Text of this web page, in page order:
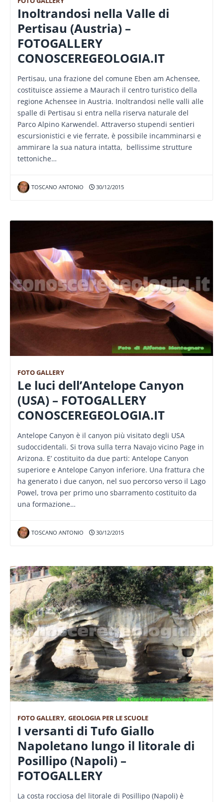
Inoltrandosi nella Valle di
Pertisau (Austria) –
FOTOGALLERY
CONOSCEREGEOLOGIA.IT
Pertisau, una frazione del comune Eben am Achensee,
costituisce assieme a Maurach il centro turistico della
regione Achensee in Austria. Inoltrandosi nelle valli alle
spalle di Pertisau si entra nella riserva naturale del
Parco Alpino Karwendel. Attraverso stupendi sentieri
escursionistici e vie ferrate, è possibile incamminarsi e
ammirare la sua natura intatta, bellissime strutture
tettoniche…
TOSCANO ANTONIO 30/12/2015
FOTO GALLERY
Le luci dell’Antelope Canyon
(USA) – FOTOGALLERY
CONOSCEREGEOLOGIA.IT
Antelope Canyon è il canyon più visitato degli USA
sudoccidentali. Si trova sulla terra Navajo vicino Page in
Arizona. E’ costituito da due parti: Antelope Canyon
superiore e Antelope Canyon inferiore. Una frattura che
ha generato i due canyon, nel suo percorso verso il Lago
Powel, trova per primo uno sbarramento costituito da
una formazione…
TOSCANO ANTONIO 30/12/2015
FOTO GALLERY, GEOLOGIA PER LE SCUOLE
I versanti di Tufo Giallo
Napoletano lungo il litorale di
Posillipo (Napoli) –
FOTOGALLERY
La costa rocciosa del litorale di Posillipo (Napoli) è